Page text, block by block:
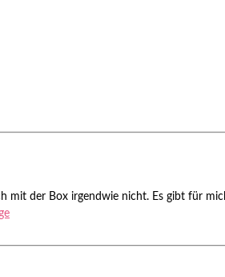
der Box irgendwie nicht. Es gibt für